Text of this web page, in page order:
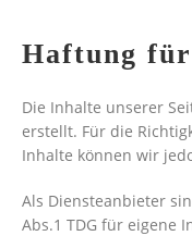
Haftung
Die Inhalte unserer
erstellt. Für die
Inhalte können wir
Als Diensteanbieter
Abs.1 TDG für eigene